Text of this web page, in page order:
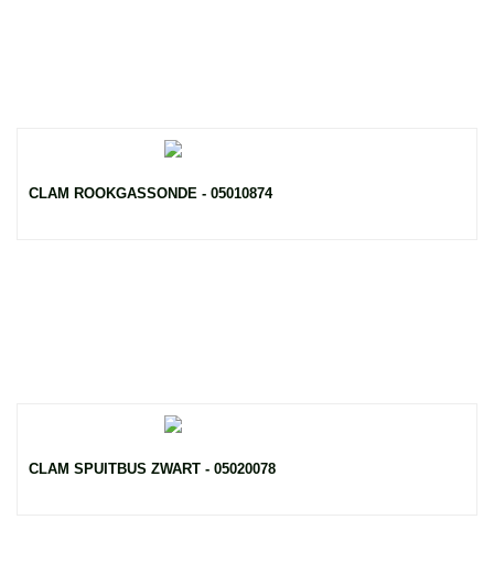
CLAM ROOKGASSONDE - 05010874
CLAM SPUITBUS ZWART - 05020078